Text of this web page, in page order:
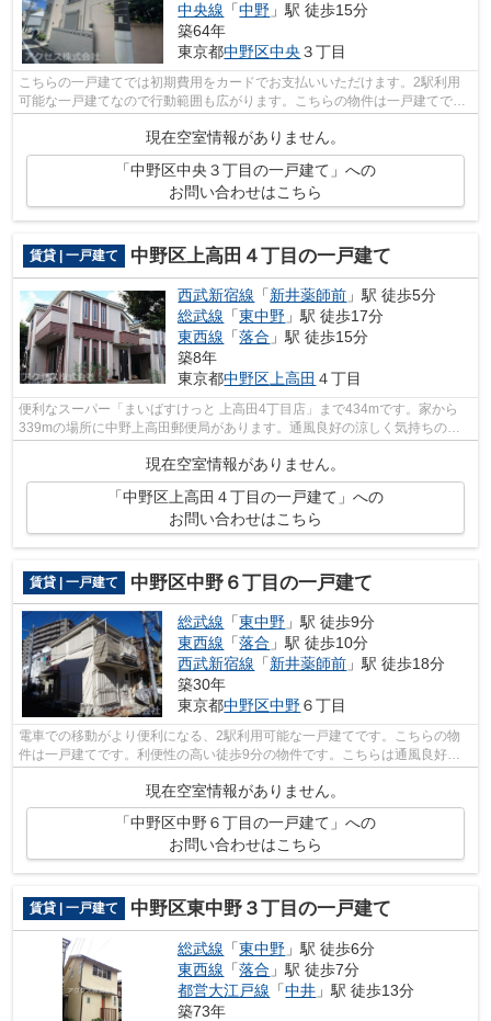
中央線 「中野 」駅 徒歩15分
築64年
東京都中野区中央 ３丁目
こちらの一戸建てでは初期費用をカードでお支払いいただけます。2駅利用
可能な一戸建てなので行動範囲も広がります。こちらの物件は一戸建てで
現在空室情報がありません。
「中野区中央３丁目の一戸建て」への
お問い合わせはこちら
賃貸 | 一戸建て 中野区上高田４丁目の一戸建て
西武新宿線 「新井薬師前 」駅 徒歩5分
総武線 「東中野 」駅 徒歩17分
東西線 「落合 」駅 徒歩15分
築8年
東京都中野区上高田 ４丁目
便利なスーパー「まいばすけっと 上高田4丁目店」まで434mです。家から
339mの場所に中野上高田郵便局があります。通風良好の涼しく気持ちの良
い空間をご提供いたします。アクセスが中...
現在空室情報がありません。
「中野区上高田４丁目の一戸建て」への
お問い合わせはこちら
賃貸 | 一戸建て 中野区中野６丁目の一戸建て
総武線 「東中野 」駅 徒歩9分
東西線 「落合 」駅 徒歩10分
西武新宿線 「新井薬師前 」駅 徒歩18分
築30年
東京都中野区中野６丁目
電車での移動がより便利になる、2駅利用可能な一戸建てです。こちらの物
件は一戸建てです。利便性の高い徒歩9分の物件です。こちらは通風良好な
物件です。お気に入りの賃貸戸建てを探...
現在空室情報がありません。
「中野区中野６丁目の一戸建て」への
お問い合わせはこちら
賃貸 | 一戸建て 中野区東中野３丁目の一戸建て
総武線 「東中野 」駅 徒歩6分
東西線 「落合 」駅 徒歩7分
都営大江戸線 「中井 」駅 徒歩13分
築73年